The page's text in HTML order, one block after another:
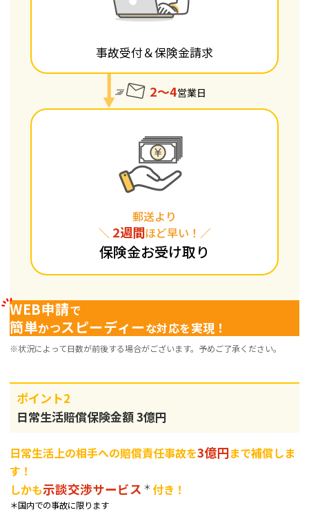
事故受付＆保険金請求
2～4営業日
郵送より
＼ 2週間ほど早い！／
保険金お受け取り
WEB申請で
簡単かつスピーディーな対応を実現！
※状況によって日数が前後する場合がございます。予めご了承ください。
ポイント2
日常生活賠償保険金額 3億円
日常生活上の相手への賠償責任事故を3億円まで補償しま
す！
しかも示談交渉サービス ＊ 付き！
＊国内での事故に限ります